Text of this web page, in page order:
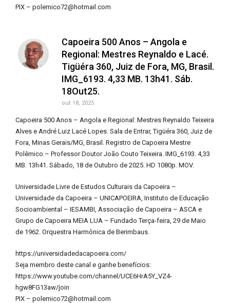
PIX – polemico72@hotmail.com
Capoeira 500 Anos – Angola e
Regional: Mestres Reynaldo e Lacé.
Tigüéra 360, Juiz de Fora, MG, Brasil.
IMG_6193. 4,33 MB. 13h41. Sáb.
18Out25.
out 18, 2025
Capoeira 500 Anos – Angola e Regional: Mestres Reynaldo Teixeira
Alves e André Luiz Lacé Lopes. Sala de Entrar, Tigüéra 360, Juiz de
Fora, Minas Gerais/MG, Brasil. Registro de Capoeira Mestre
Polêmico – Professor Doutor João Couto Teixeira. IMG_6193. 4,33
MB. 13h41. Sábado, 18 de Outubro de 2025. HD 1080p. MOV.
Universidade Livre de Estudos Culturais da Capoeira –
Universidade da Capoeira – UNICAPOEIRA, Instituto de Educação
Socioambiental – IESAMBI, Associação de Capoeira – ASCA e
Grupo de Capoeira MEIA LUA – Fundado Terça-feira, 29 de Maio
de 1962. Orquestra Harmônica de Berimbaus.
https://universidadedacapoeira.com/
Seja membro deste canal e ganhe benefícios:
https://www.youtube.com/channel/UCE6HrA5Y_VZ4-
hgw8FG13aw/join
PIX – polemico72@hotmail.com